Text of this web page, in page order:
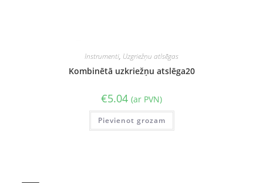
Instrumenti, Uzgriežņu atlsēgas
Kombinētā uzkriežņu atslēga20
€5.04 (ar PVN)
Pievienot grozam